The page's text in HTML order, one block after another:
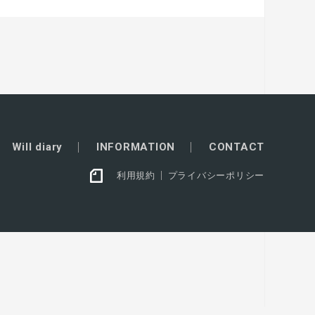
Will diary INFORMATION CONTACT
利用規約 プライバシーポリシー